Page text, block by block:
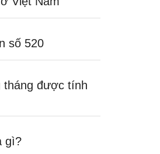
số 520
tháng được tính
gì?